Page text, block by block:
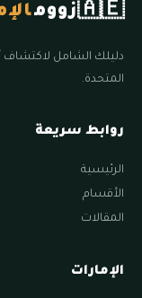
🇦🇪زووم
دليلك الشامل لاكتشاف
المتحدة.
روابط سريعة
الرئيسية
الأقسام
المقالات
الإمارات